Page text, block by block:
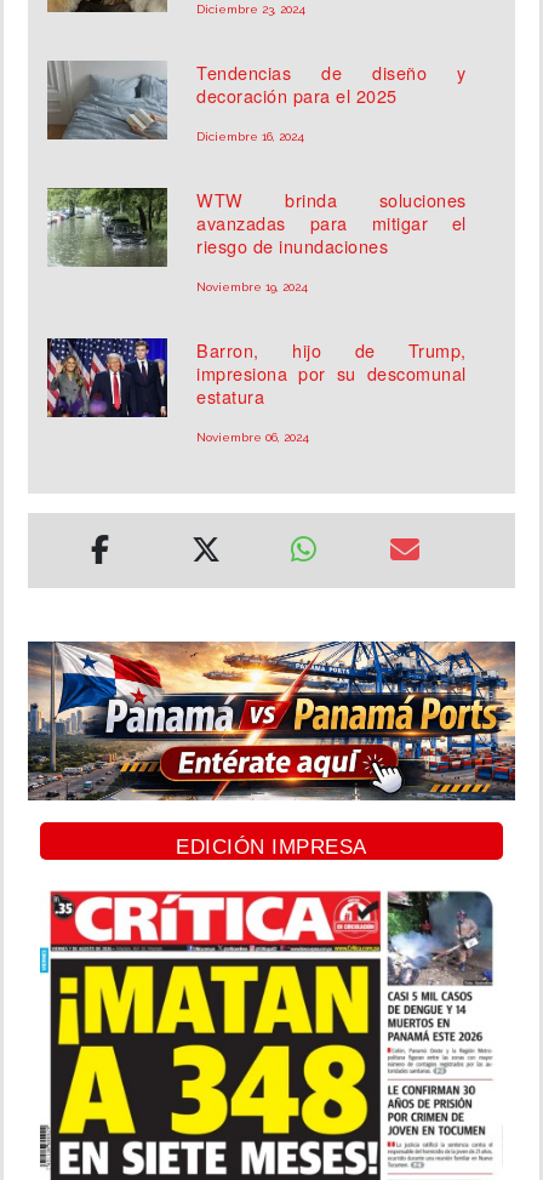
Diciembre 23, 2024
Tendencias de diseño y
decoración para el 2025
Diciembre 16, 2024
WTW brinda soluciones
avanzadas para mitigar el
riesgo de inundaciones
Noviembre 19, 2024
Barron, hijo de Trump,
impresiona por su descomunal
estatura
Noviembre 06, 2024
EDICIÓN IMPRESA